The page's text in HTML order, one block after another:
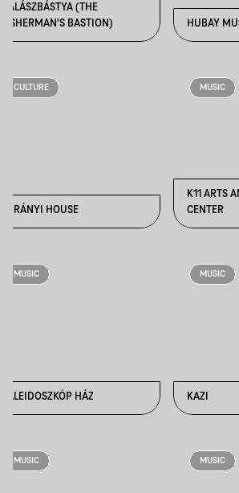
HALÁSZBÁSTYA (THE
FISHERMAN'S BASTION)
HUBAY
CULTURE
JURÁNYI HOUSE
MUSIC
K11 ARTS
CENTER
MUSIC
KALEIDOSZKÓP HÁZ
MUSIC
KAZI
MUSIC MUSIC